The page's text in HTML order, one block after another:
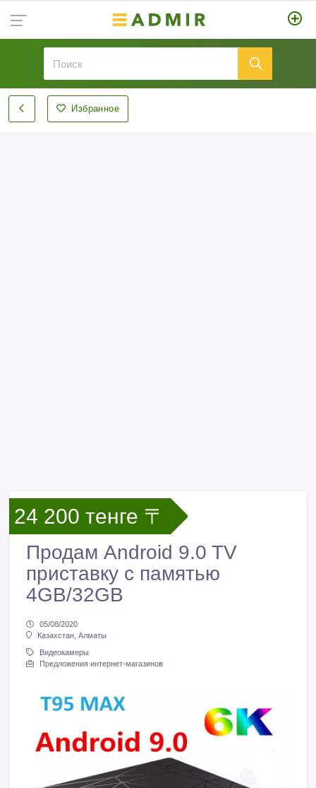
Избранное
24 200 тенге 〒
Продам Android 9.0 TV
приставку с памятью
4GB/32GB
05/08/2020
Казахстан, Алматы
Видеокамеры
Предложения интернет-магазинов